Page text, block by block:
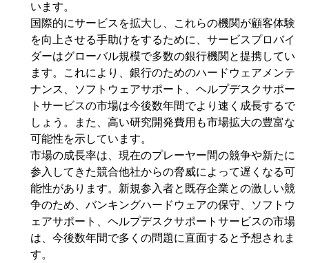
います。
国際的にサービスを拡大し、これらの機関が顧客体験
を向上させる手助けをするために、サービスプロバイ
ダーはグローバル規模で多数の銀行機関と提携してい
ます。これにより、銀行のためのハードウェアメンテ
ナンス、ソフトウェアサポート、ヘルプデスクサポー
トサービスの市場は今後数年間でより速く成長するで
しょう。また、高い研究開発費用も市場拡大の豊富な
可能性を示しています。
市場の成長率は、現在のプレーヤー間の競争や新たに
参入してきた競合他社からの脅威によって遅くなる可
能性があります。新規参入者と既存企業との激しい競
争のため、バンキングハードウェアの保守、ソフトウ
ェアサポート、ヘルプデスクサポートサービスの市場
は、今後数年間で多くの問題に直面すると予想されま
す。